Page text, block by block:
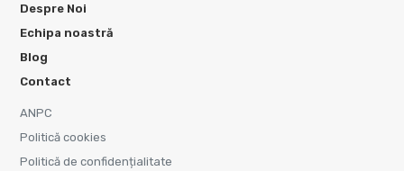
Despre Noi
Echipa noastră
Blog
Contact
ANPC
Politică cookies
Politică de confidențialitate